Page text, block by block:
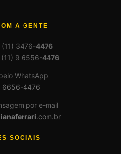
A GENTE
(11) 3476-4476
9 6556-4476
WhatsApp
6656-4476
por e-mail
.com.br
SOCIAIS